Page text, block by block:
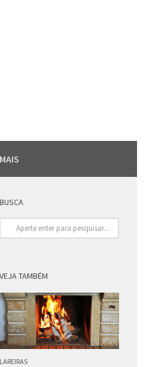
MAIS
BUSCA
VEJA TAMBÉM
LAREIRAS